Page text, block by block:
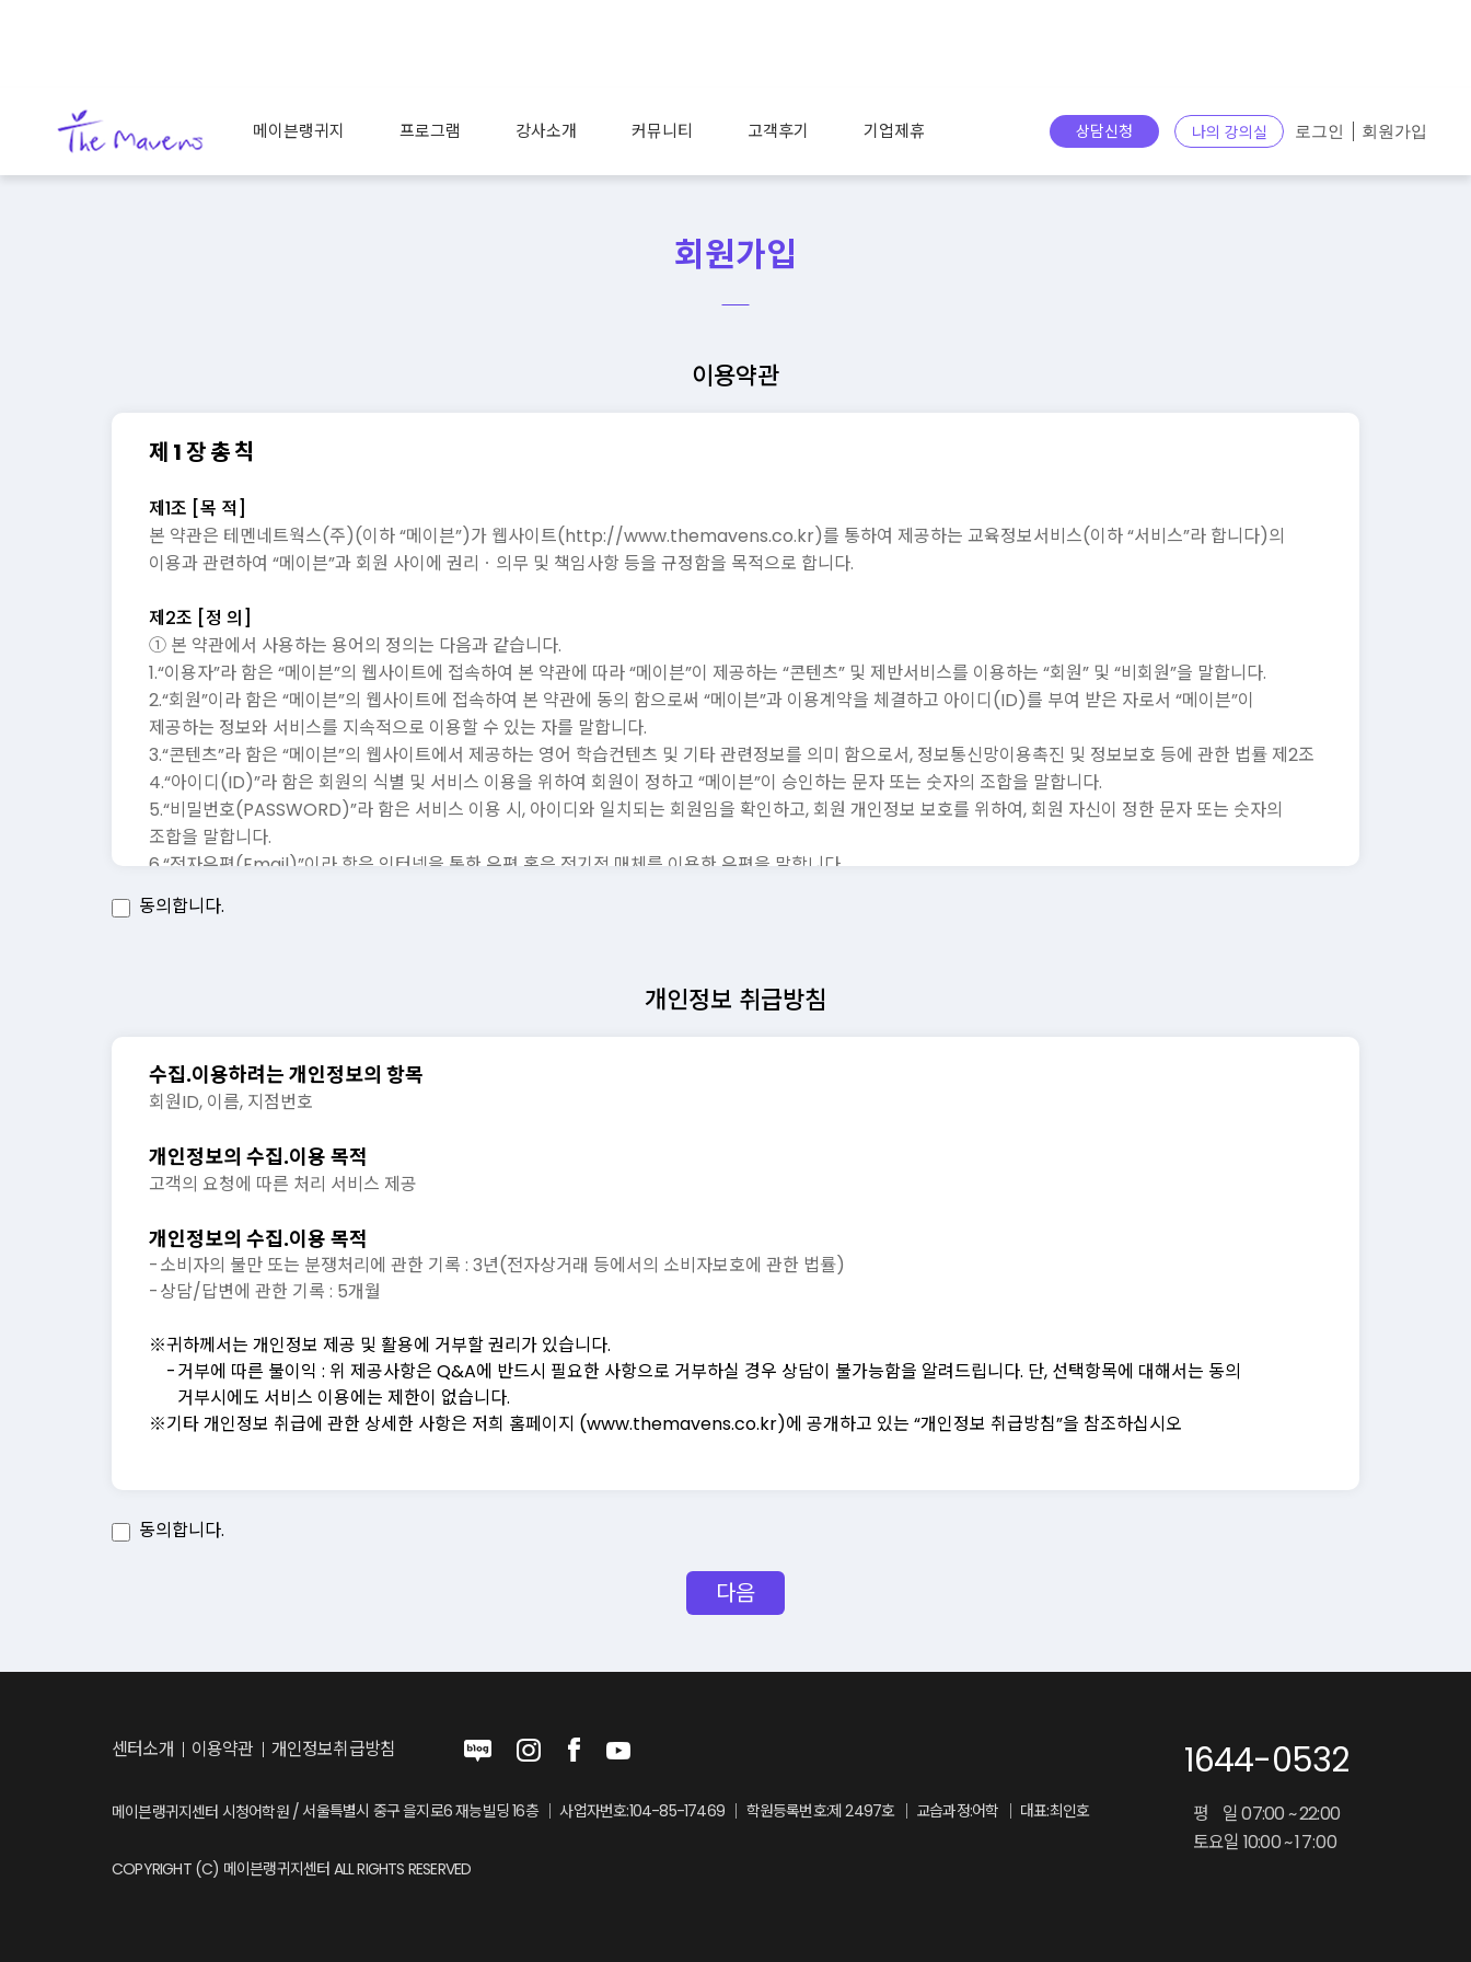
메이븐랭귀지 프로그램 강사소개 커뮤니티 고객후기 기업제휴 상담신청 나의 강의실 로그인 회원가입
회원가입
이용약관
제 1 장 총 칙
제1조 [목 적]
본 약관은 테멘네트웍스(주)(이하 “메이븐”)가 웹사이트(http://www.themavens.co.kr)를 통하여 제공하는 교육정보서비스(이하 “서비스”라 합니다)의
이용과 관련하여 “메이븐”과 회원 사이에 권리ㆍ의무 및 책임사항 등을 규정함을 목적으로 합니다.
제2조 [정 의]
① 본 약관에서 사용하는 용어의 정의는 다음과 같습니다.
1.“이용자”라 함은 “메이븐”의 웹사이트에 접속하여 본 약관에 따라 “메이븐”이 제공하는 “콘텐츠” 및 제반서비스를 이용하는 “회원” 및 “비회원”을 말합니다.
2.“회원”이라 함은 “메이븐”의 웹사이트에 접속하여 본 약관에 동의 함으로써 “메이븐”과 이용계약을 체결하고 아이디(ID)를 부여 받은 자로서 “메이븐”이
제공하는 정보와 서비스를 지속적으로 이용할 수 있는 자를 말합니다.
3.“콘텐츠”라 함은 “메이븐”의 웹사이트에서 제공하는 영어 학습컨텐츠 및 기타 관련정보를 의미 함으로서, 정보통신망이용촉진 및 정보보호 등에 관한 법률 제2조
4.“아이디(ID)”라 함은 회원의 식별 및 서비스 이용을 위하여 회원이 정하고 “메이븐”이 승인하는 문자 또는 숫자의 조합을 말합니다.
5.“비밀번호(PASSWORD)”라 함은 서비스 이용 시, 아이디와 일치되는 회원임을 확인하고, 회원 개인정보 보호를 위하여, 회원 자신이 정한 문자 또는 숫자의
조합을 말합니다.
6.“전자우편(Email)”이라 함은 인터넷을 통한 우편 혹은 전기적 매체를 이용한 우편을 말합니다.
7.“운영자(관리자)”라 함은 서비스의 전반적인 관리와 원활한 운영을 위하여 “메이븐”에서 선정한 사람 또는 “메이븐”을 말합니다.
8.“회원의 게시물”이라 함은 “메이븐”의 서비스가 제공되는 웹사이트에 회원이 올린 글, 이미지, 각종 파일 및 링크, 각종 덧글 등의 정보를 의미합니다.
제4조 [약관의 게시 등]
제5조 [약관의 개정]
② “메이븐”이 약관을 개정할 경우에는 적용일자 및 개정사유를 명시하여, 개정 전 약관과 함께 적용일 14일 전부터 “메이븐” 웹사이트에서 확인할 수 있도록
게시하며, 기존 회원에게는 본 약관 제8조의 방법을 통하여 약관 개정사실을 통지합니다. 기존 회원이 변경된 약관에 동의하지 않는 경우 서비스 이용을 중단하고
회원탈퇴를 할 수 있습니다.
제6조 [약관의 효력]
① 본 약관은 이용자가 약관의 내용에 동의하며 회원가입을 신청함과 동시에 효력이 발생합니다.
② “메이븐”은 기존 회원이 본 약관 제5조 제2항에 따른 공지 또는 통지에도 불구하고, 동 기간 내에 이의를 제기하지 않는 경우에는 변경된 약관을 승인한 것으로
봅니다.
관한 법률” 및 기타 관련법령의 규정에 따릅니다.
본 약관에서 정하지 아니한 사항과 본 약관의 해석에 관하여는 관계법령 또는 상관례에 따라 해석됩니다.
① 회원으로 가입하여 “메이븐” 서비스의 이용을 희망하는 자는 약관의 내용을 숙지한 후 동의함을 표시하고, “메이븐”이 제시하는 소정의 회원가입 양식에
동의합니다.
개인정보 취급방침
수집.이용하려는 개인정보의 항목
회원ID, 이름, 지점번호
개인정보의 수집.이용 목적
고객의 요청에 따른 처리 서비스 제공
개인정보의 수집.이용 목적
소비자의 불만 또는 분쟁처리에 관한 기록 : 3년(전자상거래 등에서의 소비자보호에 관한 법률)
상담/답변에 관한 기록 : 5개월
귀하께서는 개인정보 제공 및 활용에 거부할 권리가 있습니다.
거부에 따른 불이익 : 위 제공사항은 Q&A에 반드시 필요한 사항으로 거부하실 경우 상담이 불가능함을 알려드립니다. 단, 선택항목에 대해서는 동의
거부시에도 서비스 이용에는 제한이 없습니다.
기타 개인정보 취급에 관한 상세한 사항은 저희 홈페이지 (www.themavens.co.kr)에 공개하고 있는 “개인정보 취급방침”을 참조하십시오
동의합니다.
다음
센터소개 이용약관 개인정보취급방침
메이븐랭귀지센터 시청어학원 서울특별시 중구 을지로6 재능빌딩 16층 ｜ 사업자번호:104-85-17469 ｜ 학원등록번호:제 2497호 ｜ 교습과정:어학 ｜ 대표:최인호
COPYRIGHT (C) 메이븐랭귀지센터 ALL RIGHTS RESERVED
1644-0532
평 일 07:00 ~ 22:00
토요일 10:00 ~17:00